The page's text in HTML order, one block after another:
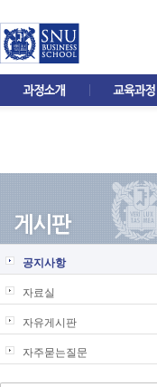
공지사항
자료실
자유게시판
자주묻는질문